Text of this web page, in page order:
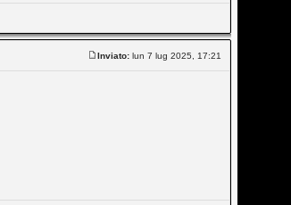
Inviato: lun 7 lug 2025, 17:21